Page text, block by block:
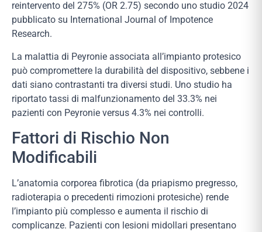
reintervento del 275% (OR 2.75) secondo uno studio 2024
pubblicato su International Journal of Impotence
Research.
La malattia di Peyronie associata all’impianto protesico
può compromettere la durabilità del dispositivo, sebbene i
dati siano contrastanti tra diversi studi. Uno studio ha
riportato tassi di malfunzionamento del 33.3% nei
pazienti con Peyronie versus 4.3% nei controlli.
Fattori di Rischio Non
Modificabili
L’anatomia corporea fibrotica (da priapismo pregresso,
radioterapia o precedenti rimozioni protesiche) rende
l’impianto più complesso e aumenta il rischio di
complicanze. Pazienti con lesioni midollari presentano